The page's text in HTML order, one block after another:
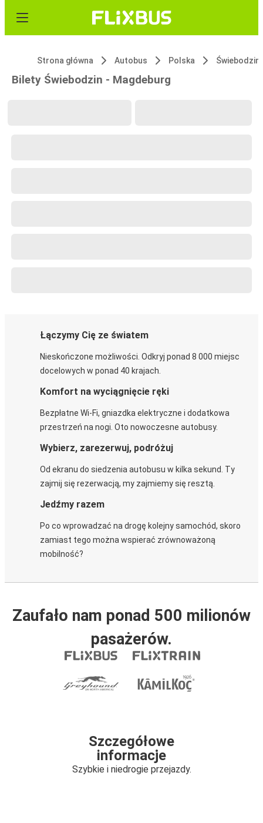
Strona główna Autobus Polska Świebodzin
Bilety Świebodzin - Magdeburg
Łączymy Cię ze światem
Nieskończone możliwości. Odkryj ponad 8 000 miejsc
docelowych w ponad 40 krajach.
Komfort na wyciągnięcie ręki
Bezpłatne Wi-Fi, gniazdka elektryczne i dodatkowa
przestrzeń na nogi. Oto nowoczesne autobusy.
Wybierz, zarezerwuj, podróżuj
Od ekranu do siedzenia autobusu w kilka sekund. Ty
zajmij się rezerwacją, my zajmiemy się resztą.
Jedźmy razem
Po co wprowadzać na drogę kolejny samochód, skoro
zamiast tego można wspierać zrównoważoną
mobilność?
Zaufało nam ponad 500 milionów
pasażerów.
Szczegółowe
informacje
Szybkie i niedrogie przejazdy.